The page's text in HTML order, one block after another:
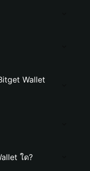
Wallet
ใด?